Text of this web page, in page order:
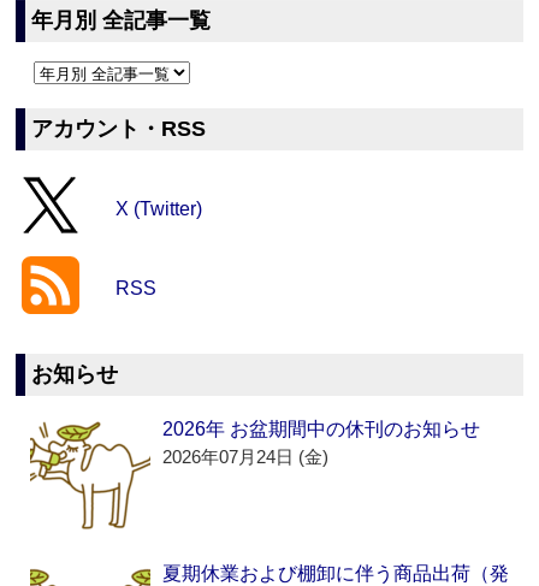
年月別 全記事一覧
アカウント・RSS
X (Twitter)
RSS
お知らせ
2026年 お盆期間中の休刊のお知らせ
2026年07月24日 (金)
夏期休業および棚卸に伴う商品出荷（発